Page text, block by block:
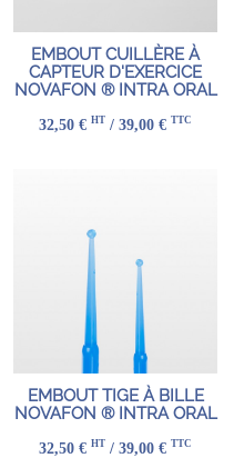
EMBOUT CUILLÈRE À
CAPTEUR D'EXERCICE
NOVAFON ® INTRA ORAL
32,50 € HT / 39,00 € TTC
EMBOUT TIGE À BILLE
NOVAFON ® INTRA ORAL
32,50 € HT / 39,00 € TTC